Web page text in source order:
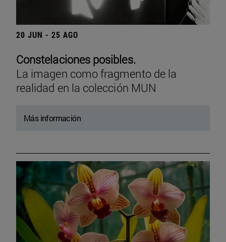
20 JUN - 25 AGO
Constelaciones posibles.
La imagen como fragmento de la
realidad en la colección MUN
Más información